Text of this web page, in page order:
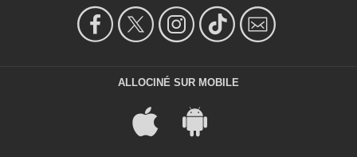
ALLOCINÉ SUR MOBILE